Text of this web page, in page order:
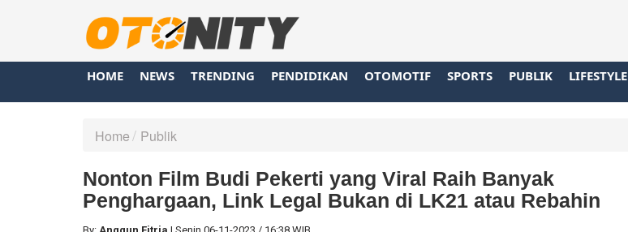
HOME NEWS TRENDING PENDIDIKAN OTOMOTIF SPORTS PUBLIK LIFESTYLE
Home Publik
Nonton Film Budi Pekerti yang Viral Raih Banyak
Penghargaan, Link Legal Bukan di LK21 atau Rebahin